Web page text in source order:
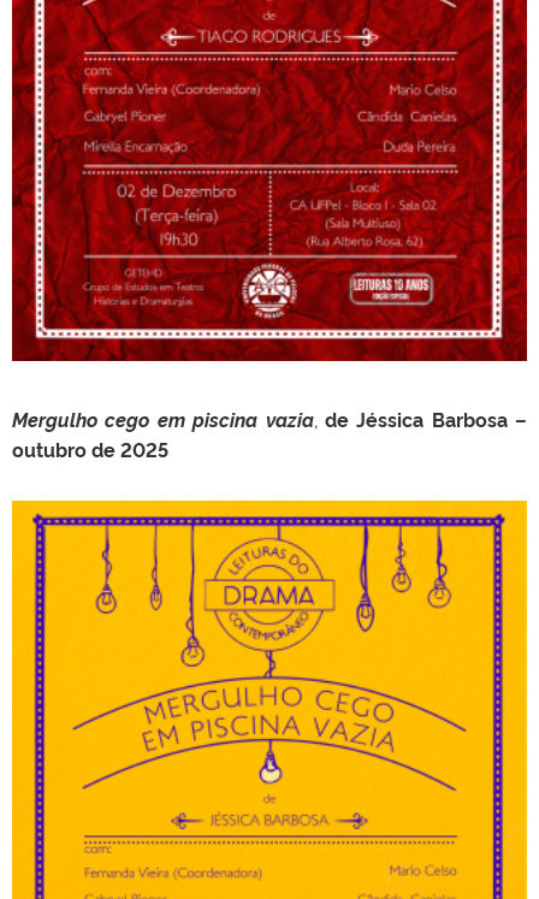
Mergulho cego em piscina vazia, de Jéssica Barbosa –
outubro de 2025